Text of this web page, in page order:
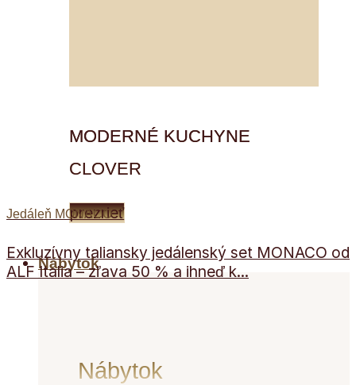
MODERNÉ KUCHYNE
CLOVER
prezrieť
Nábytok
Nábytok
Jedáleň MONACO
Exkluzívny taliansky jedálenský set MONACO od
ALF Italia – zľava 50 % a ihneď k...